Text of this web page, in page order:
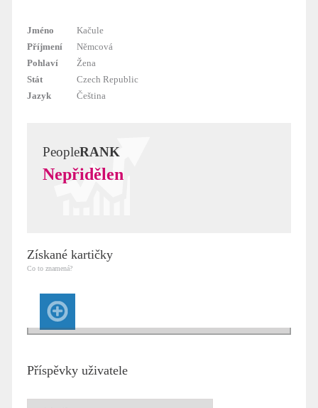
Jméno
Kačule
Příjmení
Němcová
Pohlaví
Žena
Stát
Czech Republic
Jazyk
Čeština
PeopleRANK
Nepřidělen
Získané kartičky
Co to znamená?
Příspěvky uživatele